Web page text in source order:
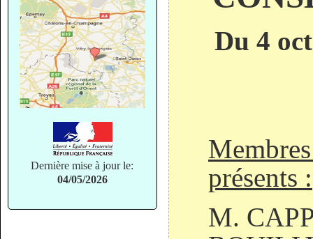
Dernière mise à jour le:
04/05/2026
Du 4
présents :
M.